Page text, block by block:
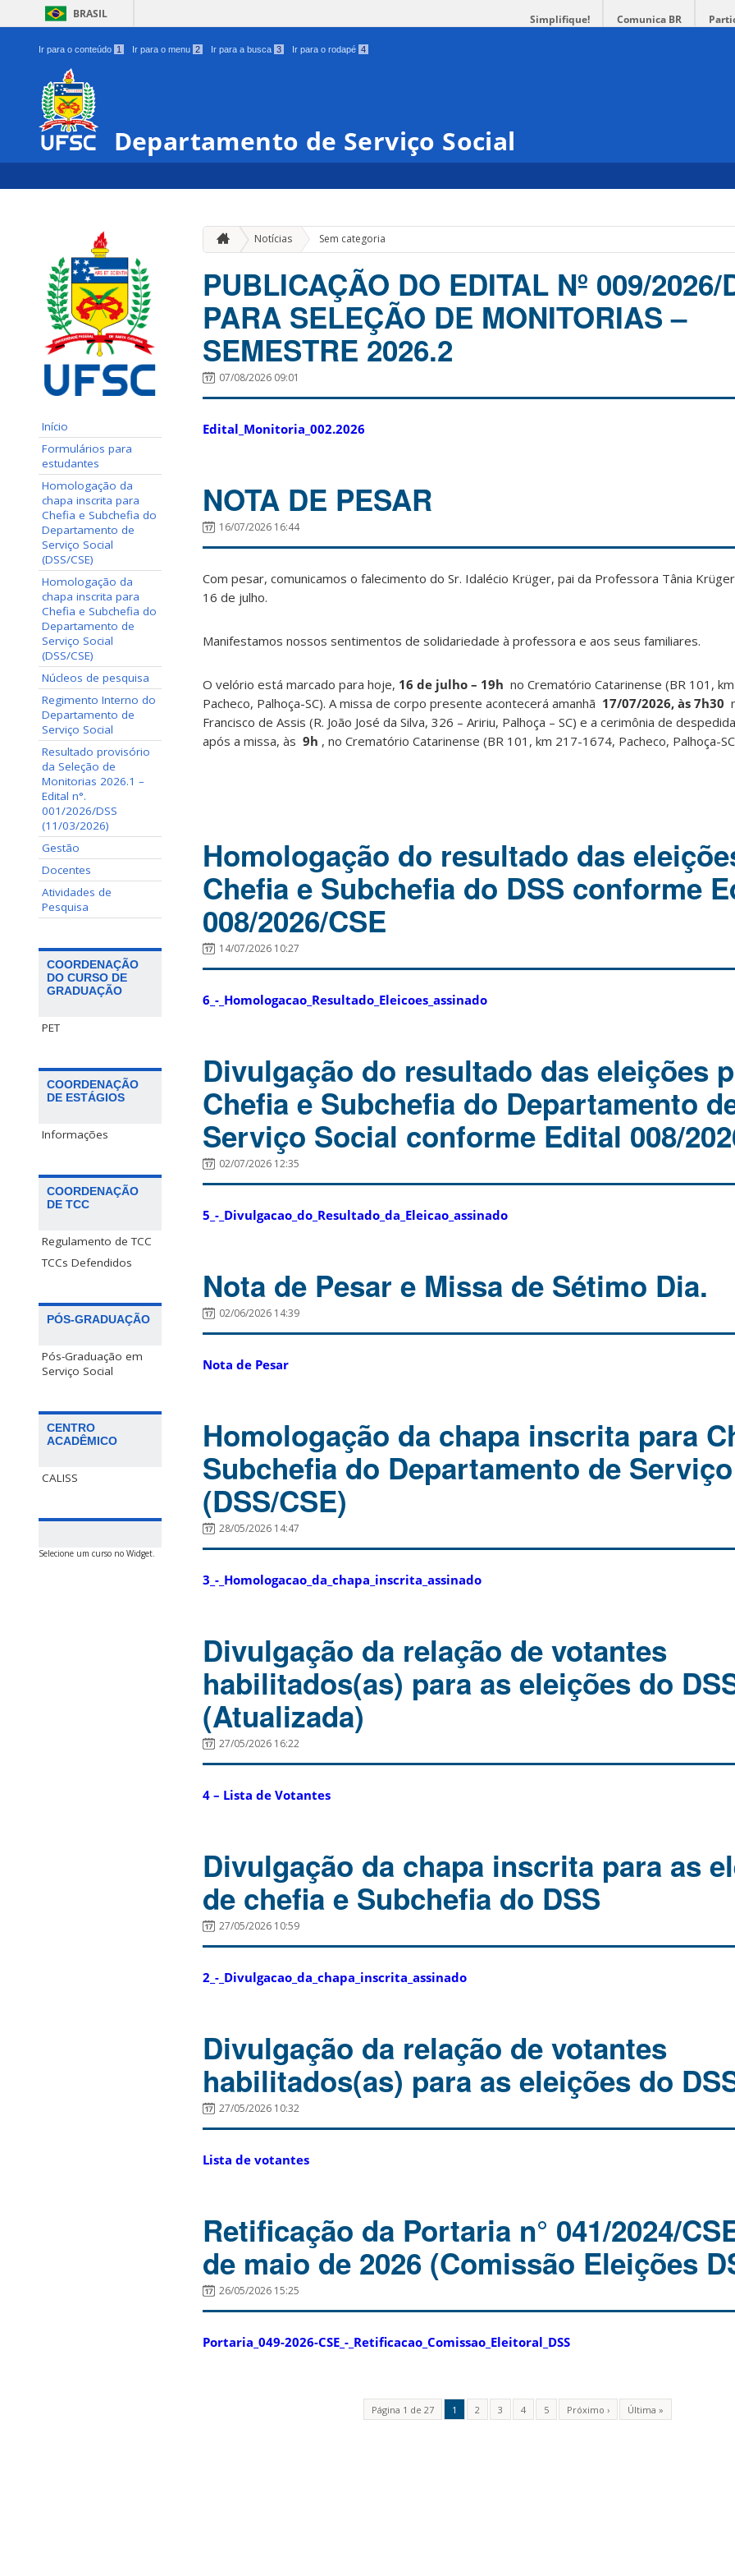
BRASIL Simplifique! Comunica BR
Ir para o conteúdo 1 Ir para o menu 2 Ir para a busca 3 Ir para o rodapé 4
Departamento de Serviço Social
Início
Formulários para
estudantes
Homologação da
chapa inscrita para
Chefia e Subchefia do
Departamento de
Serviço Social
(DSS/CSE)
Homologação da
chapa inscrita para
Chefia e Subchefia do
Departamento de
Serviço Social
(DSS/CSE)
Núcleos de pesquisa
Regimento Interno do
Departamento de
Serviço Social
Resultado provisório
da Seleção de
Monitorias 2026.1 –
Edital n°.
001/2026/DSS
(11/03/2026)
Gestão
Docentes
Atividades de
Pesquisa
COORDENAÇÃO
DO CURSO DE
GRADUAÇÃO
PET
COORDENAÇÃO
DE ESTÁGIOS
Informações
COORDENAÇÃO
DE TCC
Regulamento de TCC
TCCs Defendidos
PÓS-GRADUAÇÃO
Pós-Graduação em
Serviço Social
CENTRO
ACADÊMICO
CALISS
Selecione um curso no Widget.
Notícias Sem categoria
PUBLICAÇÃO DO EDITAL Nº 009/2026/
PARA SELEÇÃO DE MONITORIAS –
SEMESTRE 2026.2
07/08/2026 09:01
Edital_Monitoria_002.2026
NOTA DE PESAR
16/07/2026 16:44
Com pesar, comunicamos o falecimento do Sr. Idalécio Krüger, pai da Professora Tânia
16 de julho.
Manifestamos nossos sentimentos de solidariedade à professora e aos seus familiares.
O velório está marcado para hoje, 16 de julho – 19h no Crematório Catarinense (BR 101,
Pacheco, Palhoça-SC). A missa de corpo presente acontecerá amanhã 17/07/2026, às 7h30
Francisco de Assis (R. João José da Silva, 326 – Aririu, Palhoça – SC) e a cerimônia de
após a missa, às 9h , no Crematório Catarinense (BR 101, km 217-1674, Pacheco, Palhoça-
Homologação do resultado das
Chefia e Subchefia do DSS conforme
008/2026/CSE
14/07/2026 10:27
6_-_Homologacao_Resultado_Eleicoes_assinado
Divulgação do resultado das eleições
Chefia e Subchefia do Departamento
Serviço Social conforme Edital 008/
02/07/2026 12:35
5_-_Divulgacao_do_Resultado_da_Eleicao_assinado
Nota de Pesar e Missa de Sétimo Dia.
02/06/2026 14:39
Nota de Pesar
Homologação da chapa inscrita para
Subchefia do Departamento de
(DSS/CSE)
28/05/2026 14:47
3_-_Homologacao_da_chapa_inscrita_assinado
Divulgação da relação de votantes
habilitados(as) para as eleições do
(Atualizada)
27/05/2026 16:22
4 – Lista de Votantes
Divulgação da chapa inscrita para as
de chefia e Subchefia do DSS
27/05/2026 10:59
2_-_Divulgacao_da_chapa_inscrita_assinado
Divulgação da relação de votantes
habilitados(as) para as eleições do
27/05/2026 10:32
Lista de votantes
Retificação da Portaria n° 041/2024/
de maio de 2026 (Comissão Eleições
26/05/2026 15:25
Portaria_049-2026-CSE_-_Retificacao_Comissao_Eleitoral_DSS
Página 1 de 27 1 2 3 4 5 Próximo › Última »